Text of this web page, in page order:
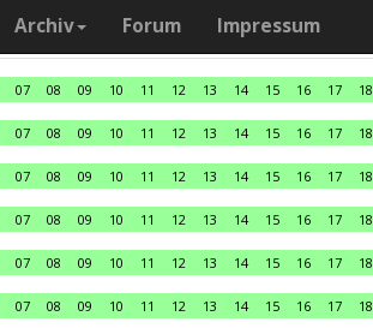
Archiv Forum Impressum
07 08 09 10 11 12 13 14 15 16 17 18
07 08 09 10 11 12 13 14 15 16 17 18
07 08 09 10 11 12 13 14 15 16 17 18
07 08 09 10 11 12 13 14 15 16 17 18
07 08 09 10 11 12 13 14 15 16 17 18
07 08 09 10 11 12 13 14 15 16 17 18